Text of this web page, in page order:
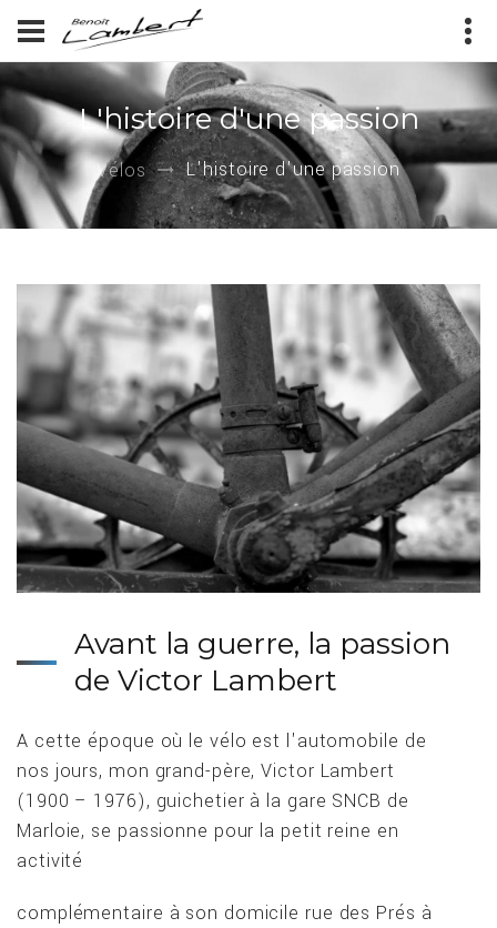
L'histoire d'une passion
Vélos L'histoire d'une passion
Avant la guerre, la passion
de Victor Lambert
A cette époque où le vélo est l'automobile de
nos jours, mon grand-père, Victor Lambert
(1900 – 1976), guichetier à la gare SNCB de
Marloie, se passionne pour la petit reine en
activité
complémentaire à son domicile rue des Prés à